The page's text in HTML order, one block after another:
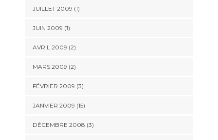
JUILLET 2009 (1)
JUIN 2009 (1)
AVRIL 2009 (2)
MARS 2009 (2)
FÉVRIER 2009 (3)
JANVIER 2009 (15)
DÉCEMBRE 2008 (3)